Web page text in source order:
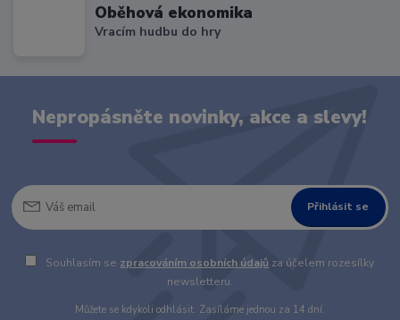
Oběhová ekonomika
Vracím hudbu do hry
Nepropásněte novinky, akce a slevy!
Přihlásit se
Souhlasím se zpracováním osobních údajů za účelem rozesílky
newsletteru.
Můžete se kdykoli odhlásit. Zasíláme jednou za 14 dní.